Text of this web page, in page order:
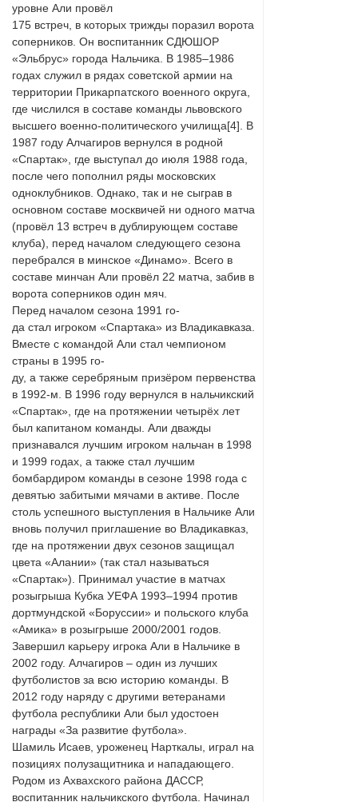
уровне Али провёл
175 встреч, в которых трижды поразил ворота
соперников. Он воспитанник СДЮШОР
«Эльбрус» города Нальчика. В 1985–1986
годах служил в рядах советской армии на
территории Прикарпатского военного округа,
где числился в составе команды львовского
высшего военно-политического училища[4]. В
1987 году Алчагиров вернулся в родной
«Спартак», где выступал до июля 1988 года,
после чего пополнил ряды московских
одноклубников. Однако, так и не сыграв в
основном составе москвичей ни одного матча
(провёл 13 встреч в дублирующем составе
клуба), перед началом следующего сезона
перебрался в минское «Динамо». Всего в
составе минчан Али провёл 22 матча, забив в
ворота соперников один мяч.
Перед началом сезона 1991 го-
да стал игроком «Спартака» из Владикавказа.
Вместе с командой Али стал чемпионом
страны в 1995 го-
ду, а также серебряным призёром первенства
в 1992-м. В 1996 году вернулся в нальчикский
«Спартак», где на протяжении четырёх лет
был капитаном команды. Али дважды
признавался лучшим игроком нальчан в 1998
и 1999 годах, а также стал лучшим
бомбардиром команды в сезоне 1998 года с
девятью забитыми мячами в активе. После
столь успешного выступления в Нальчике Али
вновь получил приглашение во Владикавказ,
где на протяжении двух сезонов защищал
цвета «Алании» (так стал называться
«Спартак»). Принимал участие в матчах
розыгрыша Кубка УЕФА 1993–1994 против
дортмундской «Боруссии» и польского клуба
«Амика» в розыгрыше 2000/2001 годов.
Завершил карьеру игрока Али в Нальчике в
2002 году. Алчагиров – один из лучших
футболистов за всю историю команды. В
2012 году наряду с другими ветеранами
футбола республики Али был удостоен
награды «За развитие футбола».
Шамиль Исаев, уроженец Нарткалы, играл на
позициях полузащитника и нападающего.
Родом из Ахвахского района ДАССР,
воспитанник нальчикского футбола. Начинал